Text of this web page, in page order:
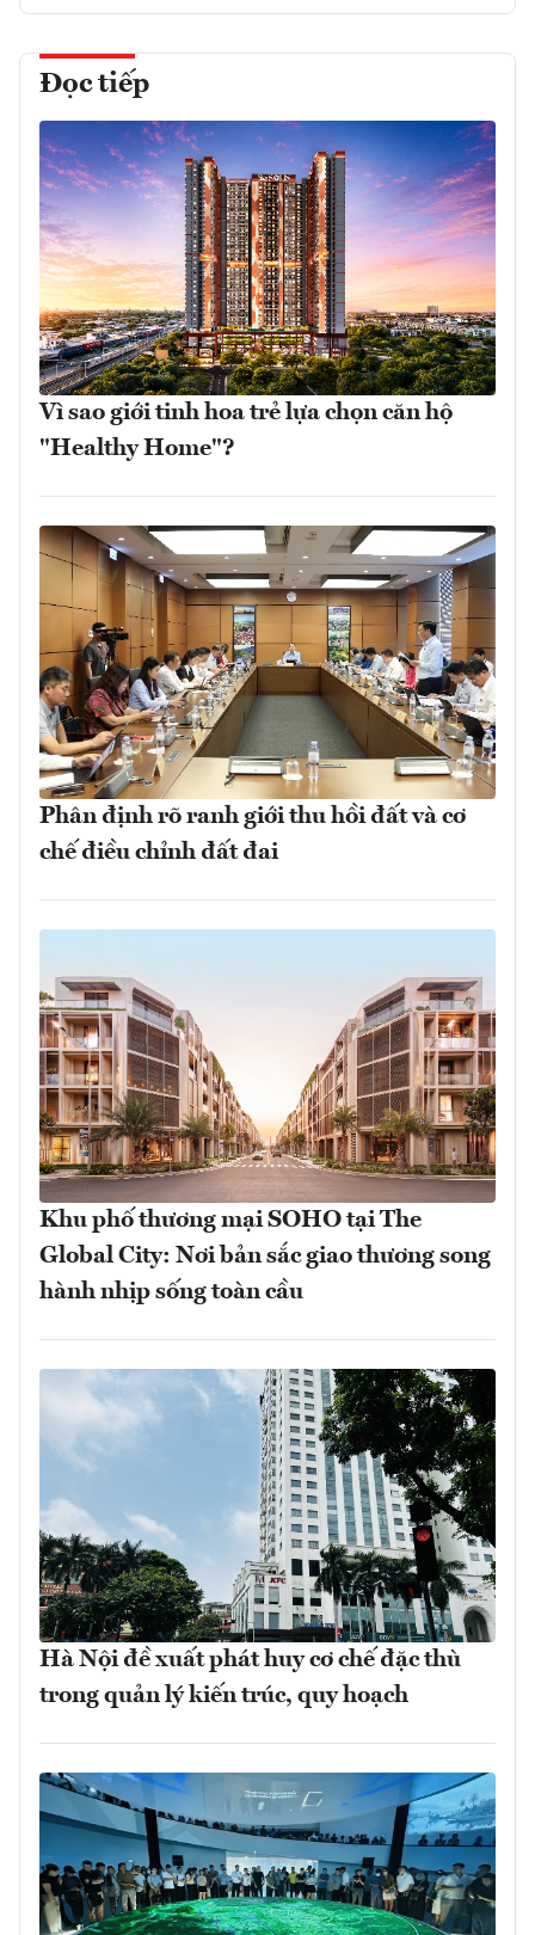
Đọc tiếp
Vì sao giới tinh hoa trẻ lựa chọn căn hộ
"Healthy Home"?
Phân định rõ ranh giới thu hồi đất và cơ
chế điều chỉnh đất đai
Khu phố thương mại SOHO tại The
Global City: Nơi bản sắc giao thương song
hành nhịp sống toàn cầu
Hà Nội đề xuất phát huy cơ chế đặc thù
trong quản lý kiến trúc, quy hoạch